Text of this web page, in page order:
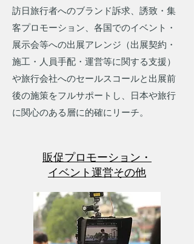
訪日旅行者へのブランド訴求、誘致・集
客プロモーション、各国でのイベント・
展示会等への出展アレンジ（出展契約・
施工・人員手配・運営等に関する支援）
や旅行会社へのセールスコールと出展前
後の施策をフルサポートし、日本や旅行
に関心のある層に的確にリーチ。
販促プロモーション・
イベント運営その他